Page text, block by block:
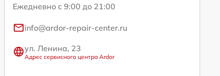
Ежедневно с 9:00 до 21:00
info@ardor-repair-center.ru
ул. Ленина, 23
Адрес сервисного центра Ardor